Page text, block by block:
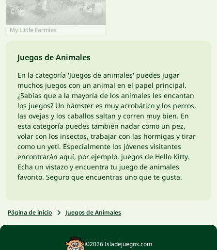
My Little Farmies
Juegos de Animales
En la categoría 'Juegos de animales' puedes jugar
muchos juegos con un animal en el papel principal.
¿Sabías que a la mayoría de los animales les encantan
los juegos? Un hámster es muy acrobático y los perros,
las ovejas y los caballos saltan y corren muy bien. En
esta categoría puedes también nadar como un pez,
volar con los insectos, trabajar con las hormigas y tirar
como un yeti. Especialmente los jóvenes visitantes
encontrarán aquí, por ejemplo, juegos de Hello Kitty.
Echa un vistazo y encuentra tu juego de animales
favorito. Seguro que encuentras uno que te gusta.
Página de inicio Juegos de Animales
©2026 Isladejuegos.com